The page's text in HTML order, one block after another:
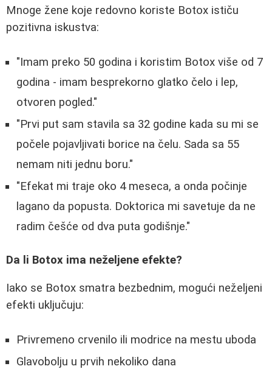
Mnoge žene koje redovno koriste Botox ističu
pozitivna iskustva:
"Imam preko 50 godina i koristim Botox više od 7
godina - imam besprekorno glatko čelo i lep,
otvoren pogled."
"Prvi put sam stavila sa 32 godine kada su mi se
počele pojavljivati borice na čelu. Sada sa 55
nemam niti jednu boru."
"Efekat mi traje oko 4 meseca, a onda počinje
lagano da popusta. Doktorica mi savetuje da ne
radim češće od dva puta godišnje."
Da li Botox ima neželjene efekte?
Iako se Botox smatra bezbednim, mogući neželjeni
efekti uključuju:
Privremeno crvenilo ili modrice na mestu uboda
Glavobolju u prvih nekoliko dana